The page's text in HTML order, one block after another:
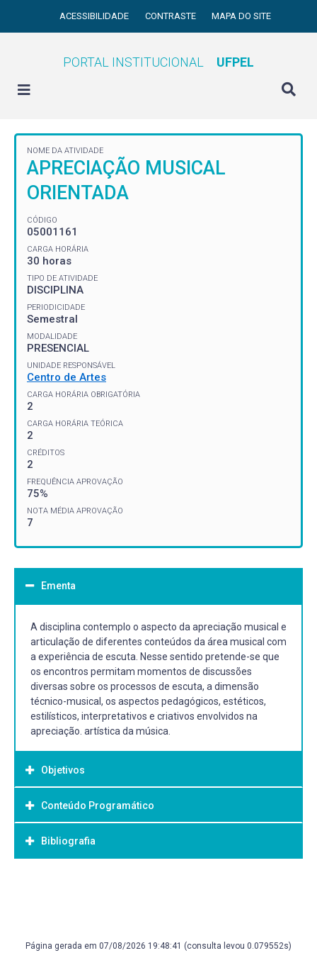
ACESSIBILIDADE CONTRASTE MAPA DO SITE
PORTAL INSTITUCIONAL UFPEL
NOME DA ATIVIDADE
APRECIAÇÃO MUSICAL
ORIENTADA
CÓDIGO
05001161
CARGA HORÁRIA
30 horas
TIPO DE ATIVIDADE
DISCIPLINA
PERIODICIDADE
Semestral
MODALIDADE
PRESENCIAL
UNIDADE RESPONSÁVEL
Centro de Artes
CARGA HORÁRIA OBRIGATÓRIA
2
CARGA HORÁRIA TEÓRICA
2
CRÉDITOS
2
FREQUÊNCIA APROVAÇÃO
75%
NOTA MÉDIA APROVAÇÃO
7
Ementa
A disciplina contemplo o aspecto da apreciação musical e
articulação de diferentes conteúdos da área musical com
a experiência de escuta. Nesse sentido pretende-se que
os encontros permitam momentos de discussões
diversas sobre os processos de escuta, a dimensão
técnico-musical, os aspectos pedagógicos, estéticos,
estilísticos, interpretativos e criativos envolvidos na
apreciação. artística da música.
Objetivos
Objetivo Geral:
GERAL:
Realizar encontros regulares para seções de apreciação
Conteúdo Programático
Bibliografia
SCHAFER, Murray. O ouvido pensante. São Paulo: UNESP,
Página gerada em 07/08/2026 19:48:41 (consulta levou 0.079552s)